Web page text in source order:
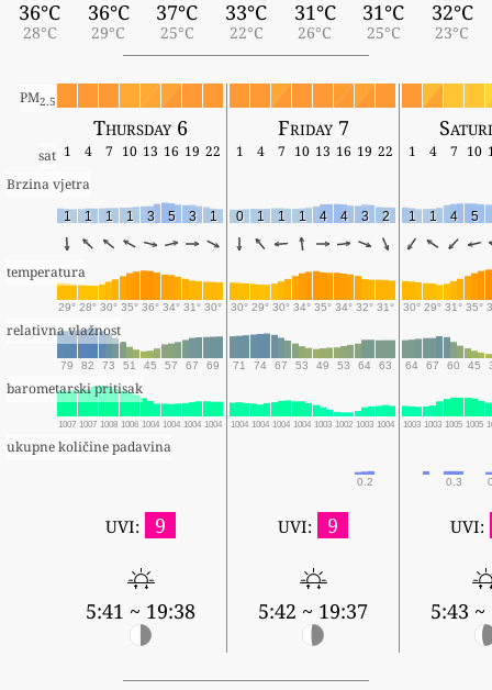
36°C
28°C
36°C
29°C
37°C
25°C
33°C
22°C
31°C
26°C
31°C
25°C
32°C
23°C
PM2.5
Thursday 6 Friday 7
sat 1 4 7 10 13 16 19 22 1 4 7 10 13 16 19 22 1 4 7 10
Brzina vjetra
1 1 1 1 3 5 3 1 0 1 1 1 4 4 3 2 1 1 4 5
temperatura
29° 28° 30° 35° 36° 34° 31° 30° 30° 29° 30° 34° 35° 34° 32° 31° 30° 29° 31° 35°
relativna vlažnost
79 82 73 51 45 57 67 69 71 74 67 53 49 53 64 63 64 67 60 45
barometarski pritisak
1007 1007 1008 1006 1004 1004 1004 1004 1004 1004 1004 1004 1003 1002 1003 1004 1003 1003 1005 1005
ukupne količine padavina
0.2 0.3
UVI: 9
5:41 ~ 19:38
UVI: 9
5:42 ~ 19:37
UVI:
5:43 ~